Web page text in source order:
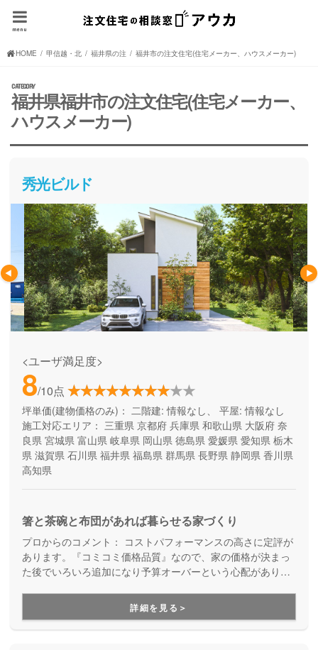
menu
HOME 甲信越・北陸の注文住宅(住宅メーカー、ハウスメーカー)
福井県の注文住宅(住宅メーカー、ハウスメーカー)
福井市の注文住宅(住宅メーカー、ハウスメーカー)
福井県福井市の注文住宅(住宅メーカー、
ハウスメーカー)
秀光ビルド
<ユーザ満足度>
8/10点
坪単価(建物価格のみ)： 二階建: 情報なし、 平屋: 情報なし
施工対応エリア： 三重県 京都府 兵庫県 和歌山県 大阪府 奈
良県 宮城県 富山県 岐阜県 岡山県 徳島県 愛媛県 愛知県 栃木
県 滋賀県 石川県 福井県 福島県 群馬県 長野県 静岡県 香川県
高知県
箸と茶碗と布団があれば暮らせる家づくり
プロからのコメント： コストパフォーマンスの高さに定評が
あります。『コミコミ価格品質』なので、家の価格が決まっ
た後でいろいろ追加になり予算オーバーという心配がありま
詳細を見る＞